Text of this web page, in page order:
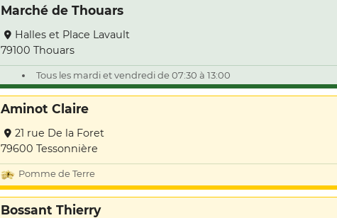
Marché de Thouars
Halles et Place Lavault
79100 Thouars
Tous les mardi et vendredi de 07:30 à 13:00
Aminot Claire
21 rue De la Foret
79600 Tessonnière
Pomme de Terre
Bossant Thierry